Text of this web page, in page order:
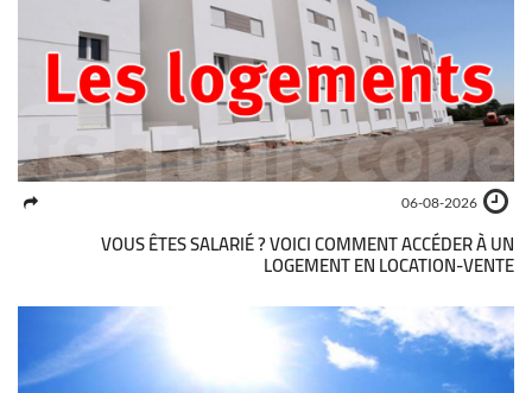
06-08-2026
VOUS ÊTES SALARIÉ ? VOICI COMMENT ACCÉDER À UN
LOGEMENT EN LOCATION-VENTE